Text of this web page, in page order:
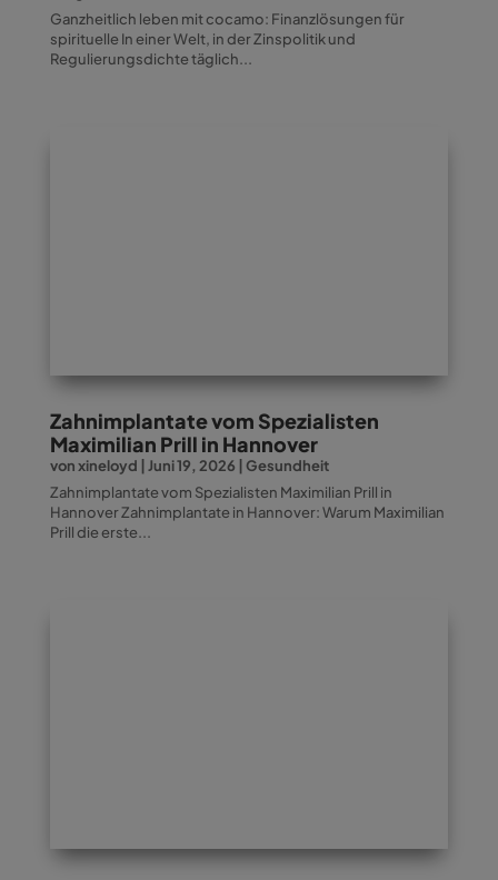
Ganzheitlich leben mit cocamo: Finanzlösungen für
spirituelle In einer Welt, in der Zinspolitik und
Regulierungsdichte täglich...
Zahnimplantate vom Spezialisten
Maximilian Prill in Hannover
vonxineloyd Juni 19, 2026
Gesundheit
Zahnimplantate vom Spezialisten Maximilian Prill in
Hannover Zahnimplantate in Hannover: Warum Maximilian
Prill die erste...